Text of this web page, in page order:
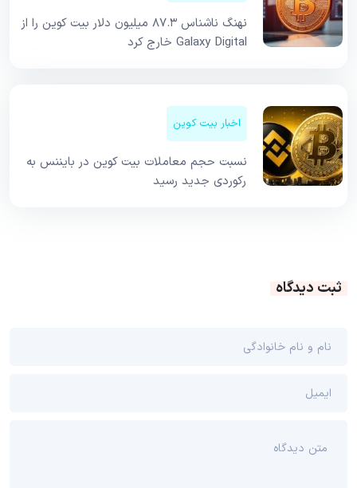
نهنگ ناشناس ۸۷.۳ میلیون دلار بیت کوین را از
Galaxy Digital خارج کرد
اخبار بیت کوین
نسبت حجم معاملات بیت کوین در بایننس به
رکوردی جدید رسید
ثبت دیدگاه